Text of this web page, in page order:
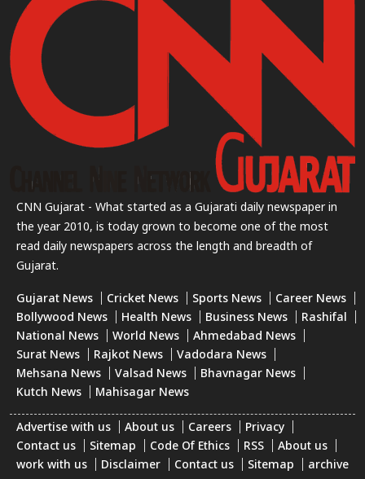
CNN Gujarat - What started as a Gujarati daily newspaper in
the year 2010, is today grown to become one of the most
read daily newspapers across the length and breadth of
Gujarat.
Gujarat News Cricket News Sports News
Career News
Bollywood News
Health News Business News
Rashifal
National News
World News
Ahmedabad News
Surat News
Rajkot News
Vadodara News
Mehsana News
Valsad News
Bhavnagar News
Kutch News
Mahisagar News
Advertise with us About us Careers
Privacy
Contact us
Sitemap Code Of Ethics RSS
About us
work with us
Disclaimer Contact us Sitemap archive